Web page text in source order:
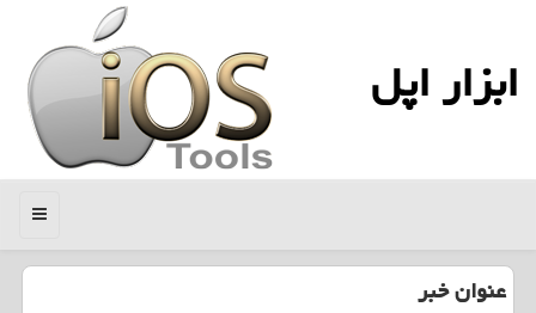
ابزار اپل
منو
عنوان خبر